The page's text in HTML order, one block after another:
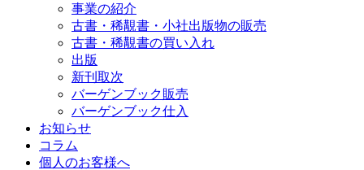
事業の紹介
古書・稀覯書・小社出版物の販売
古書・稀覯書の買い入れ
出版
新刊取次
バーゲンブック販売
バーゲンブック仕入
お知らせ
コラム
個人のお客様へ